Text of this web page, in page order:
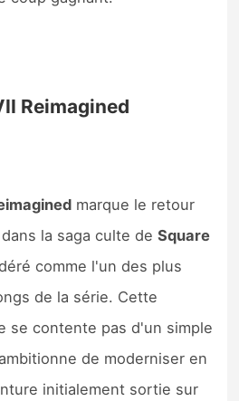
Reimagined
marque le retour
la saga culte deSquare
comme l'un des plus
de la série. Cette
se contente pas d'un simple
de moderniser en
initialement sortie sur